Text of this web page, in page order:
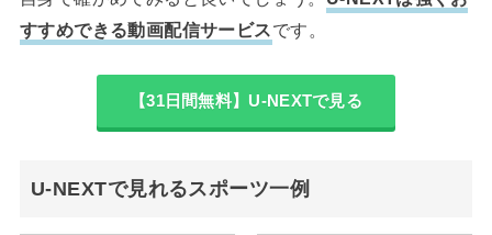
すすめできる動画配信サービスです。
【31日間無料】U-NEXTで見る
U-NEXTで見れるスポーツ一例